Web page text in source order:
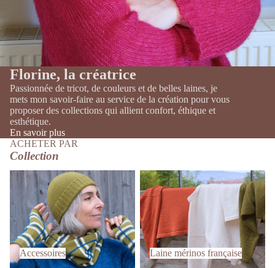
Florine, la créatrice
Passionnée de tricot, de couleurs et de belles laines, je
mets mon savoir-faire au service de la création pour vous
proposer des collections qui allient confort, éthique et
esthétique.
En savoir plus
ACHETER PAR
Collection
Accessoires
Accessoires
Laine mérinos française
Laine mérinos française